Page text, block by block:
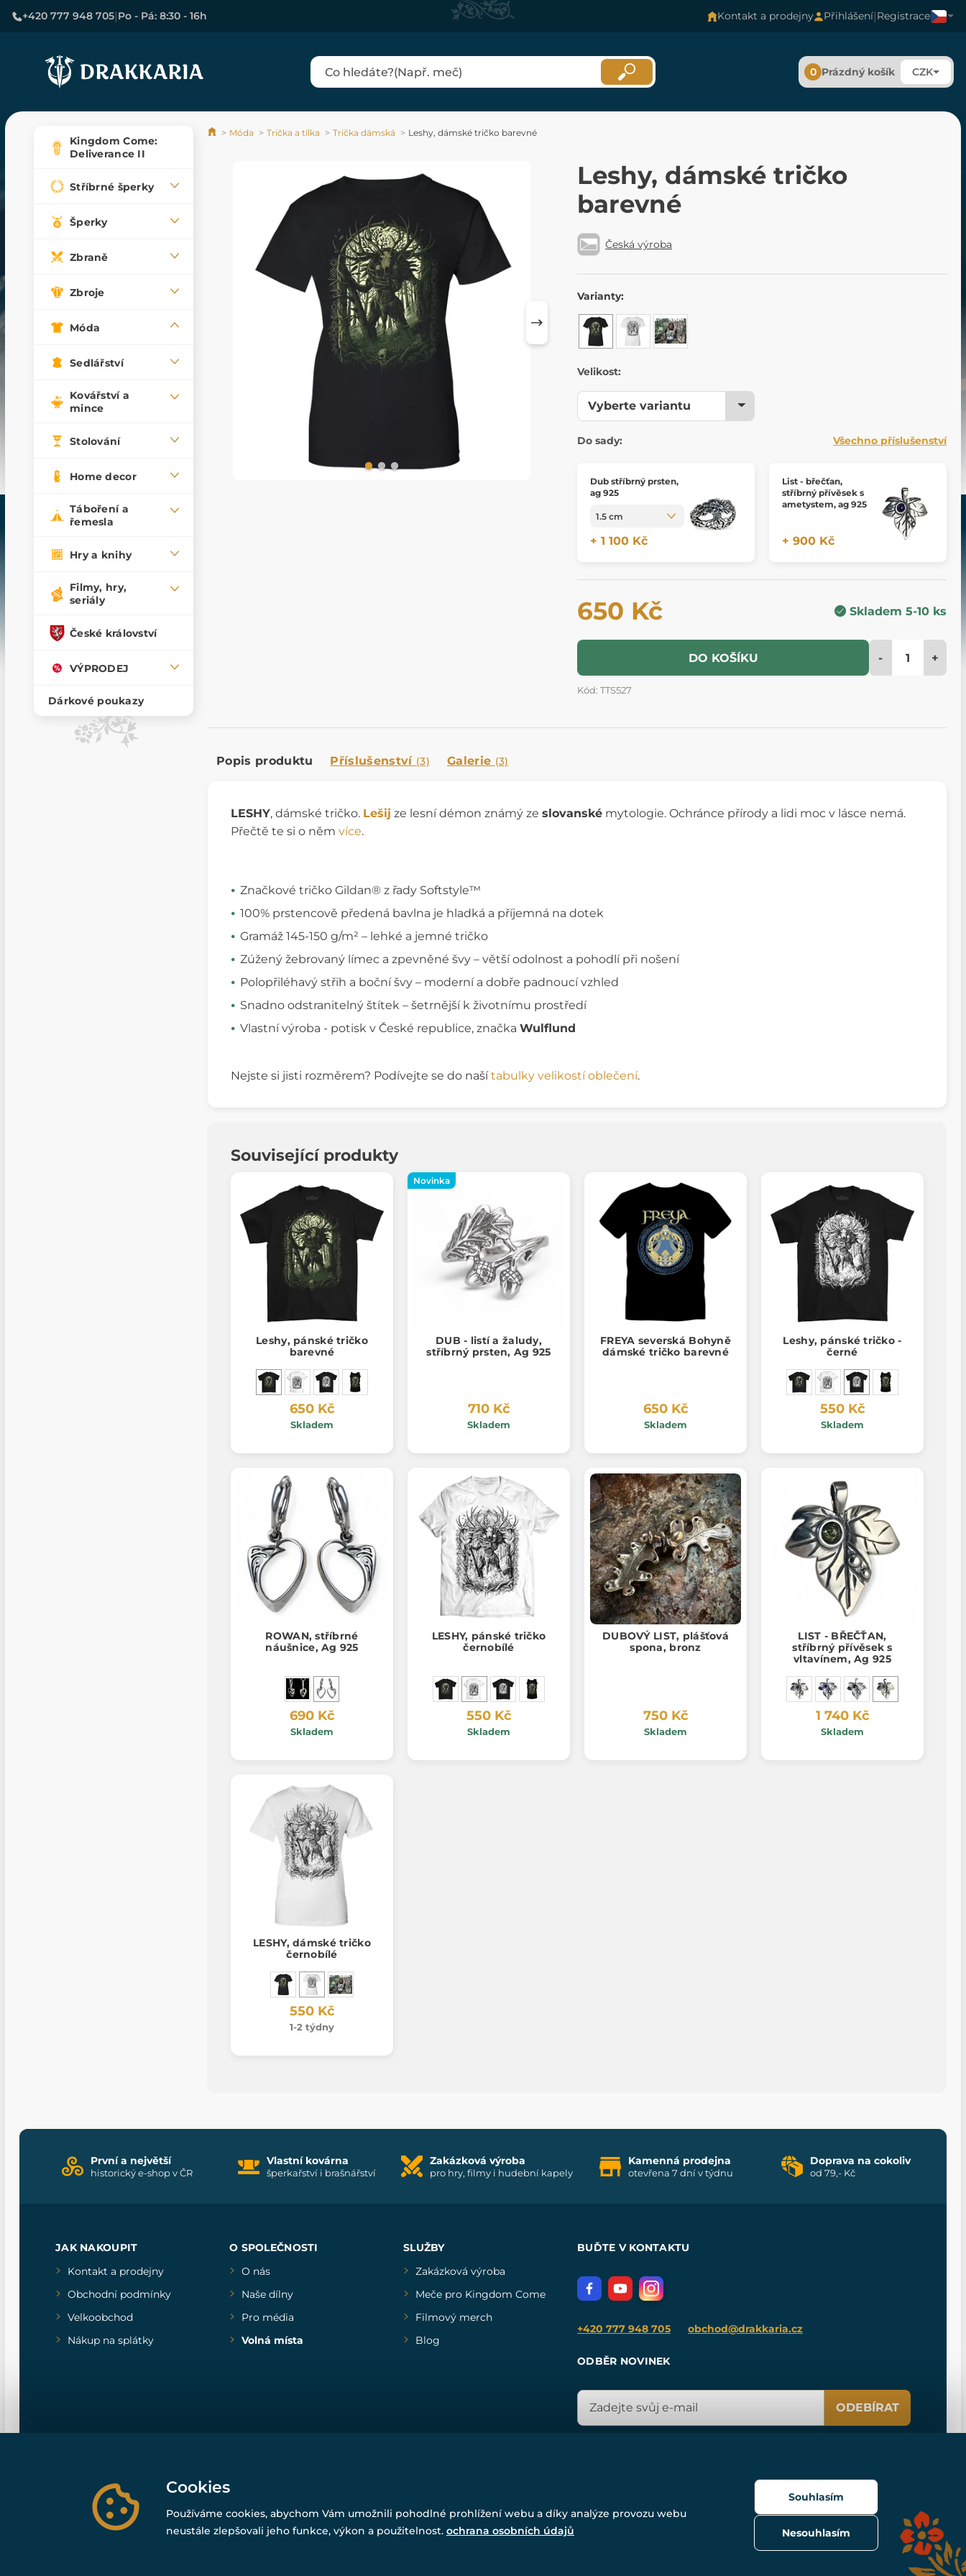
+420 777 948 705|Po - Pá: 8:30 - 16h Kontakt a prodejny Přihlášení|Registrace
0 Prázdný košík CZK
Kingdom Come:
Deliverance II
Stříbrné šperky
Šperky
Zbraně
Zbroje
Móda
Sedlářství
Kovářství a
mince
Stolování
Home decor
Táboření a
řemesla
Hry a knihy
Filmy, hry,
seriály
České království
VÝPRODEJ
Dárkové poukazy
Móda Trička a tílka Trička dámská Leshy, dámské tričko barevné
Leshy, dámské tričko
barevné
Česká výroba
Varianty:
Velikost:
Do sady: Všechno příslušenství
Dub stříbrný prsten,
ag 925
+ 1 100 Kč
List - břečťan,
stříbrný přívěsek s
ametystem, ag 925
+ 900 Kč
650 Kč Skladem 5-10 ks
DO KOŠÍKU - +
Kód: TTS527
Popis produktu Příslušenství (3) Galerie (3)
LESHY, dámské tričko. Lešij ze lesní démon známý ze slovanské mytologie. Ochránce přírody a lidi moc v lásce nemá.
Přečtě te si o něm více.
Značkové tričko Gildan® z řady Softstyle™
100% prstencově předená bavlna je hladká a příjemná na dotek
Gramáž 145-150 g/m² – lehké a jemné tričko
Zúžený žebrovaný límec a zpevněné švy – větší odolnost a pohodlí při nošení
Polopřiléhavý střih a boční švy – moderní a dobře padnoucí vzhled
Snadno odstranitelný štítek – šetrnější k životnímu prostředí
Vlastní výroba - potisk v České republice, značka Wulflund
Nejste si jisti rozměrem? Podívejte se do našítabulky velikostí oblečení.
Související produkty
Leshy, pánské tričko
barevné
650 Kč
Skladem
Novinka
DUB - listí a žaludy,
stříbrný prsten, Ag 925
710 Kč
Skladem
FREYA severská Bohyně
dámské tričko barevné
650 Kč
Skladem
Leshy, pánské tričko -
černé
550 Kč
Skladem
ROWAN, stříbrné
náušnice, Ag 925
690 Kč
Skladem
LESHY, pánské tričko
černobílé
550 Kč
Skladem
DUBOVÝ LIST, plášťová
spona, bronz
750 Kč
Skladem
LIST - BŘEČŤAN,
stříbrný přívěsek s
vltavínem, Ag 925
1 740 Kč
Skladem
LESHY, dámské tričko
černobílé
550 Kč
1-2 týdny
První a největší
historický e-shop v ČR
Vlastní kovárna
šperkařství i brašnářství
Zakázková výroba
pro hry, filmy i hudební kapely
Kamenná prodejna
otevřena 7 dní v týdnu
Doprava na cokoliv
od 79,- Kč
JAK NAKOUPIT
Kontakt a prodejny
Obchodní podmínky
Velkoobchod
Nákup na splátky
O SPOLEČNOSTI
O nás
Naše dílny
Pro média
Volná místa
SLUŽBY
Zakázková výroba
Meče pro Kingdom Come
Filmový merch
Blog
BUĎTE V KONTAKTU
+420 777 948 705 obchod@drakkaria.cz
ODBĚR NOVINEK
ODEBÍRAT
Powered bySimplia.cz, protected by reCAPTCHA.
Cookies
Používáme cookies, abychom Vám umožnili pohodlné prohlížení webu a díky analýze provozu webu
neustále zlepšovali jeho funkce, výkon a použitelnost. ochrana osobních údajů Nesouhlasím
Souhlasím